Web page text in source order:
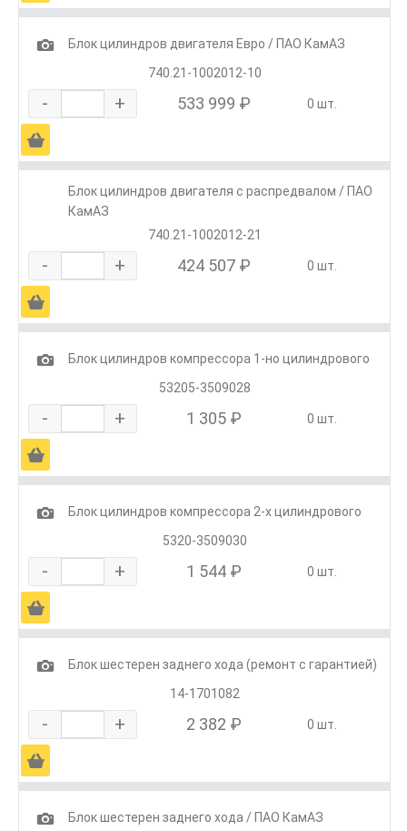
1
Блок цилиндров двигателя Евро / ПАО КамАЗ
740.21-1002012-10
- + 533 999 ₽ 0 шт.
Ä
Блок цилиндров двигателя с распредвалом / ПАО
КамАЗ
740.21-1002012-21
- + 424 507 ₽ 0 шт.
Ä
1
Блок цилиндров компрессора 1-но цилиндрового
53205-3509028
- + 1 305 ₽ 0 шт.
Ä
1
Блок цилиндров компрессора 2-х цилиндрового
5320-3509030
- + 1 544 ₽ 0 шт.
Ä
1
Блок шестерен заднего хода (ремонт с гарантией)
14-1701082
- + 2 382 ₽ 0 шт.
Ä
1
Блок шестерен заднего хода / ПАО КамАЗ